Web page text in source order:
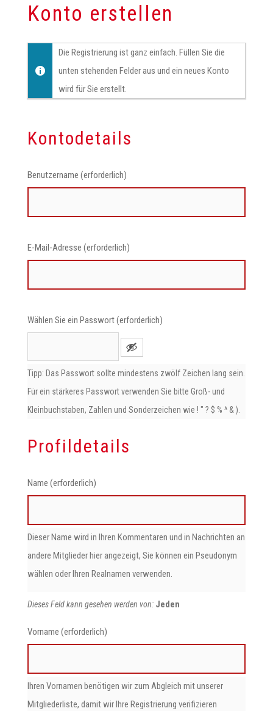
Konto erstellen
Die Registrierung ist ganz einfach. Füllen Sie die
unten stehenden Felder aus und ein neues Konto
wird für Sie erstellt.
Kontodetails
Benutzername (erforderlich)
E-Mail-Adresse (erforderlich)
Wählen Sie ein Passwort (erforderlich)
Tipp: Das Passwort sollte mindestens zwölf Zeichen lang sein.
Für ein stärkeres Passwort verwenden Sie bitte Groß- und
Kleinbuchstaben, Zahlen und Sonderzeichen wie ! " ? $ % ^ & ).
Profildetails
Name (erforderlich)
Dieser Name wird in Ihren Kommentaren und in Nachrichten an
andere Mitglieder hier angezeigt, Sie können ein Pseudonym
wählen oder Ihren Realnamen verwenden.
Dieses Feld kann gesehen werden von: Jeden
Vorname (erforderlich)
Ihren Vornamen benötigen wir zum Abgleich mit unserer
Mitgliederliste, damit wir Ihre Registrierung verifizieren